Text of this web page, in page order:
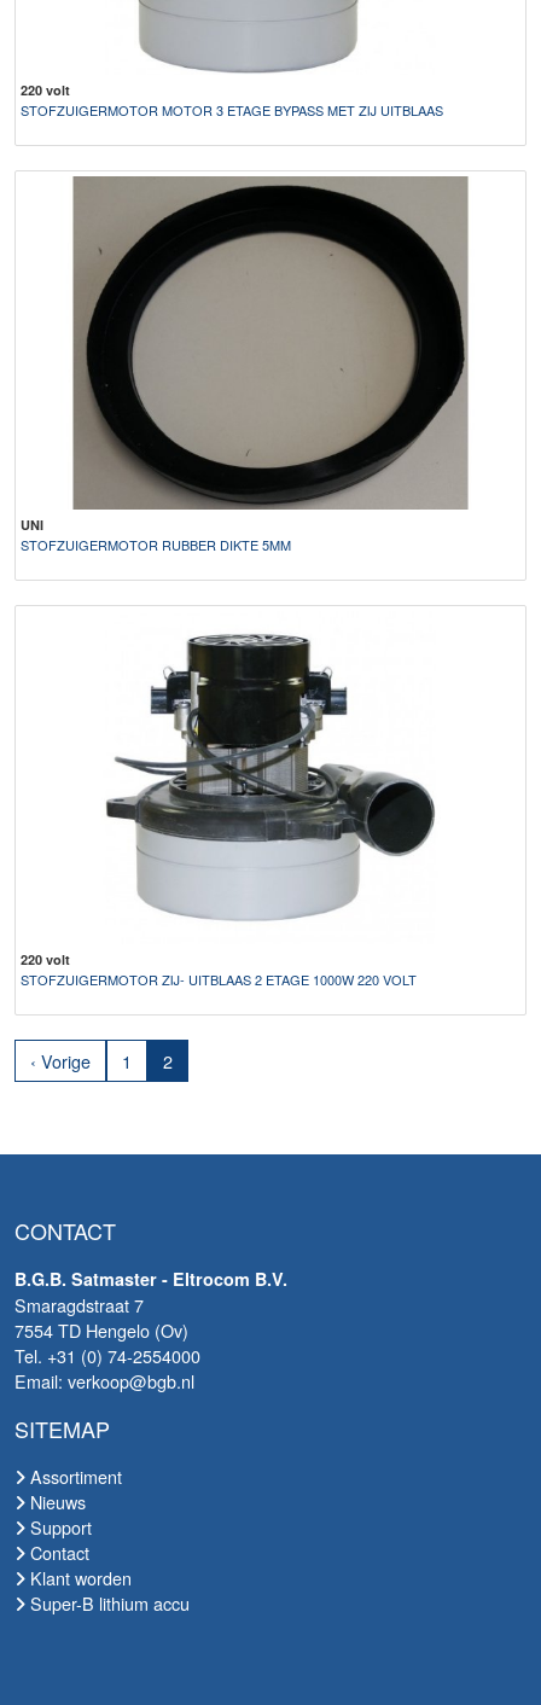
220 volt
STOFZUIGERMOTOR MOTOR 3 ETAGE BYPASS MET ZIJ UITBLAAS
UNI
STOFZUIGERMOTOR RUBBER DIKTE 5MM
220 volt
STOFZUIGERMOTOR ZIJ- UITBLAAS 2 ETAGE 1000W 220 VOLT
‹ Vorige 1 2
CONTACT
B.G.B. Satmaster - Eltrocom B.V.
Smaragdstraat 7
7554 TD Hengelo (Ov)
Tel. +31 (0) 74-2554000
Email: verkoop@bgb.nl
SITEMAP
Assortiment
Nieuws
Support
Contact
Klant worden
Super-B lithium accu